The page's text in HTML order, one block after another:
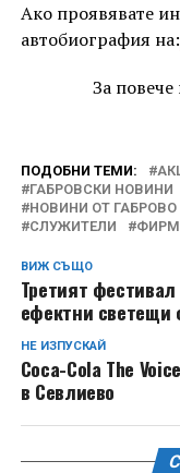
Ако проявявате
автобиография на:
За
ПОДОБНИ ТЕМИ:
ГАБРОВСКИ НОВИНИ
НОВИНИ ОТ ГАБРОВО
СЛУЖИТЕЛИ
ВИЖ СЪЩО
Третият
ефектни светещи
НЕ ИЗПУСКАЙ
Coca-Cola The
в Севлиево